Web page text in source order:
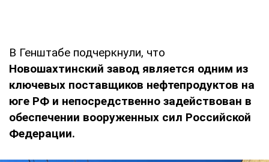
В Генштабе подчеркнули, что
Новошахтинский завод является одним из
ключевых поставщиков нефтепродуктов на
юге РФ и непосредственно задействован в
обеспечении вооруженных сил Российской
Федерации.